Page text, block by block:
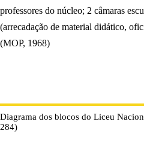
professores do núcleo; 2 câmaras
(arrecadação de material didático,
(MOP, 1968)
Diagrama dos blocos do Liceu
284)